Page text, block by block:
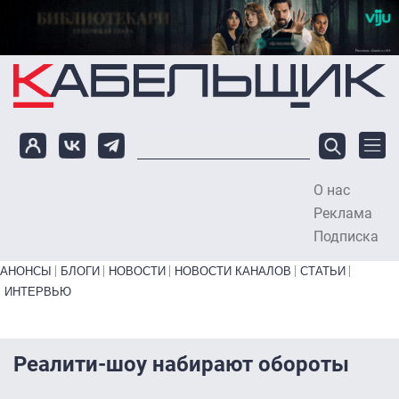
Перейти к основному содержанию
О нас
Реклама
Подписка
Primary links bottom
АНОНСЫ БЛОГИ НОВОСТИ НОВОСТИ КАНАЛОВ
СТАТЬИ
ИНТЕРВЬЮ
Реалити-шоу набирают обороты